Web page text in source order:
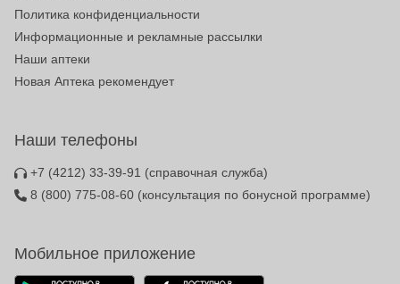
Политика конфиденциальности
Информационные и рекламные рассылки
Наши аптеки
Новая Аптека рекомендует
Наши телефоны
+7 (4212) 33-39-91 (справочная служба)
8 (800) 775-08-60 (консультация по бонусной программе)
Мобильное приложение